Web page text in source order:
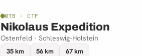
MTB · CTF
Nikolaus Expedition
Ostenfeld · Schleswig-Holstein
35 km 56 km 67 km